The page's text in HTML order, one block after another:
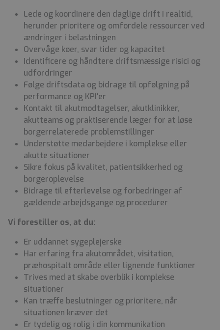
Lede og koordinere den daglige drift i realtid,
herunder prioritere og omfordele ressourcer ved
ændringer i belastningen
Overvåge køer, svar tider og kapacitet
Identificere og håndtere driftsmæssige risici og
udfordringer
Følge driftsdata og bidrage til opfølgning på
performance og KPI'er
Kontakt til akutmodtagelser, akutklinikker,
akutteams og praktiserende læger for at løse
borgerrelaterede problemstillinger
Understøtte medarbejdere i komplekse eller
akutte situationer
Sikre fokus på kvalitet, patientsikkerhed og
borgeroplevelse
Bidrage til efterlevelse og forbedringer af
gældende arbejdsgange og procedurer
Vi forestiller os, at du:
Er uddannet sygeplejerske
Har erfaring fra akutområdet, visitation,
præhospitalt område eller lignende funktioner
Trives med at skabe overblik i komplekse
situationer
Kan træffe beslutninger og prioritere, når
situationen kræver det
Er tydelig og rolig i din kommunikation